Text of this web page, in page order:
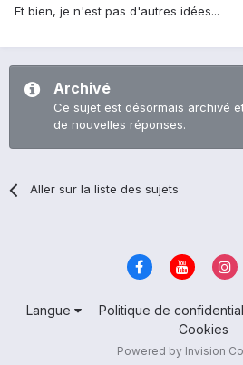
Et bien, je n'est pas d'autres idées...
Archivé
Ce sujet est désormais archivé
de nouvelles réponses.
Aller sur la liste des sujets
Langue Politique de
Cookies
Powered by Invision